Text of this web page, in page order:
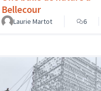
Bellecour
Laurie Martot
6